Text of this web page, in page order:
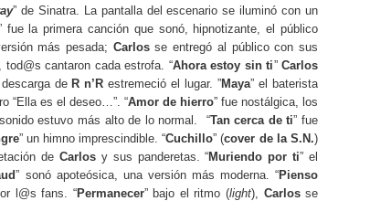
” de Sinatra. La pantalla del escenario se iluminó con un
fue la primera canción que sonó, hipnotizante, el público
más pesada; Carlosse entregó al público con sus
cantaron cada estrofa. “Ahora estoy sin ti”Carlos
de R n’R estremeció el lugar. ”Maya” el baterista
“Ella es el deseo…”. “Amor de hierro” fue nostálgica, los
estuvo más alto de lo normal. “Tan cerca de ti” fue
” un himno imprescindible. “Cuchillo” (cover de la S.N.)
de Carlosy sus panderetas. “Muriendo por ti” el
” sonó apoteósica, una versión más moderna. “Pienso
l@s fans. “Permanecer” bajo el ritmo (light), Carlosse